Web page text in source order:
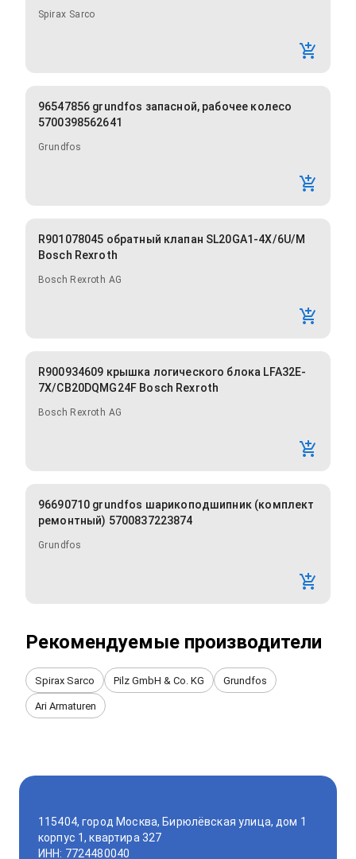
Spirax Sarco
96547856 grundfos запасной, рабочее колесо
5700398562641
Grundfos
R901078045 обратный клапан SL20GA1-4X/6U/M
Bosch Rexroth
Bosch Rexroth AG
R900934609 крышка логического блока LFA32E-
7X/CB20DQMG24F Bosch Rexroth
Bosch Rexroth AG
96690710 grundfos шарикоподшипник (комплект
ремонтный) 5700837223874
Grundfos
Рекомендуемые производители
Spirax Sarco Pilz GmbH & Co. KG Grundfos
Ari Armaturen
115404, город Москва, Бирюлёвская улица, дом 1
корпус 1, квартира 327
ИНН: 7724480040